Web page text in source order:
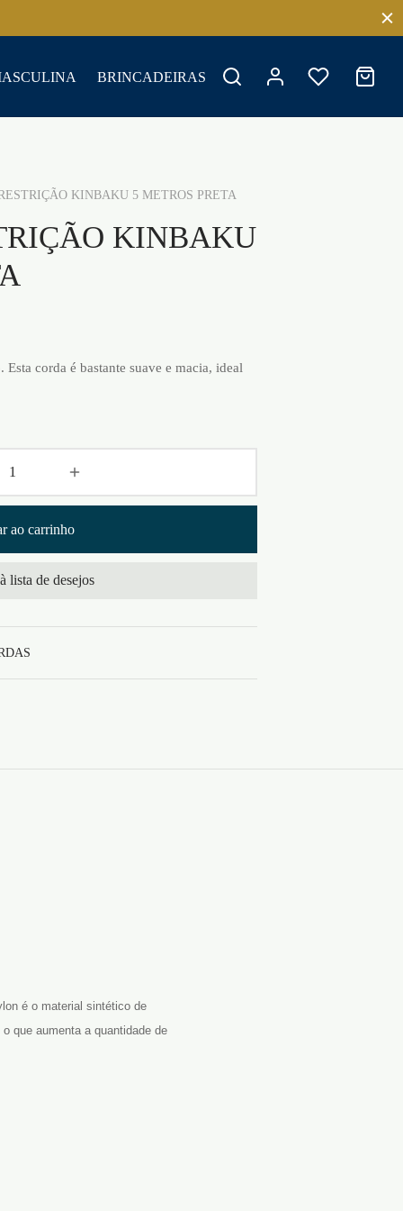
BRINCADEIRAS
KINBAKU 5 METROS PRETA
KINBAKU
corda é bastante suave e macia, ideal
ao carrinho
lista de desejos
é o material sintético de
que aumenta a quantidade de